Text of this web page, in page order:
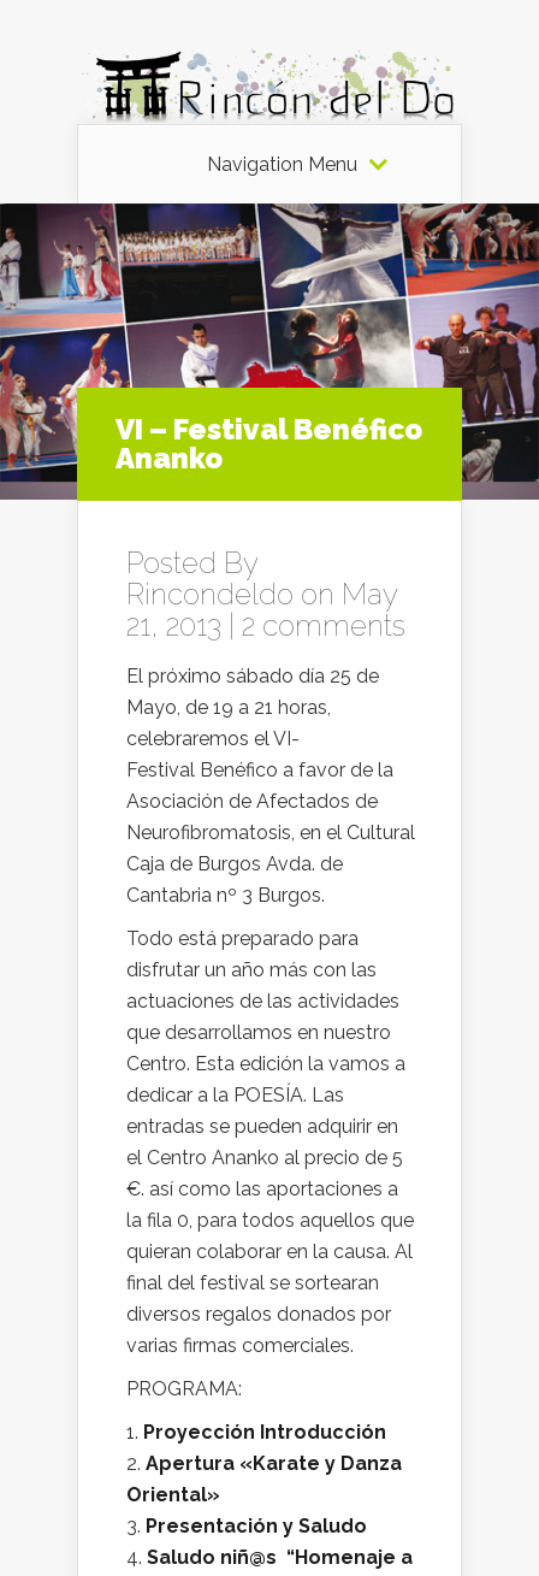
Navigation Menu
VI – Festival Benéfico
Ananko
Posted By
Rincondeldo on May
21, 2013 | 2 comments
El próximo sábado día 25 de
Mayo, de 19 a 21 horas,
celebraremos el VI-
Festival Benéfico a favor de la
Asociación de Afectados de
Neurofibromatosis, en el Cultural
Caja de Burgos Avda. de
Cantabria nº 3 Burgos.
Todo está preparado para
disfrutar un año más con las
actuaciones de las actividades
que desarrollamos en nuestro
Centro. Esta edición la vamos a
dedicar a la POESÍA. Las
entradas se pueden adquirir en
el Centro Ananko al precio de 5
€. así como las aportaciones a
la fila 0, para todos aquellos que
quieran colaborar en la causa. Al
final del festival se sortearan
diversos regalos donados por
varias firmas comerciales.
PROGRAMA:
Proyección Introducción
Apertura «Karate y Danza
Oriental»
Presentación y Saludo
Saludo niñ@s “Homenaje a